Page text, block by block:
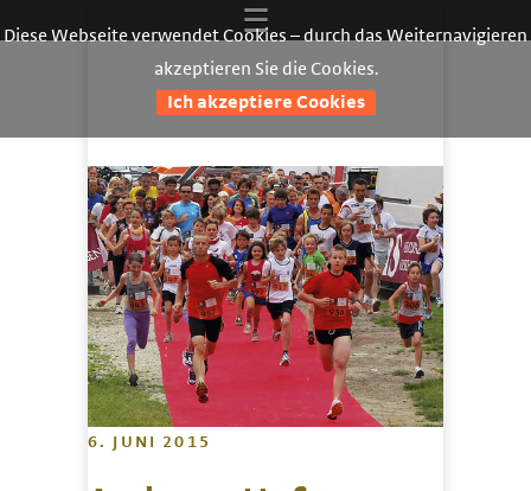
6. JUNI 2015
Diese Webseite verwendet Cookies – durch das Weiternavigieren
akzeptieren Sie die Cookies.
Ich akzeptiere Cookies